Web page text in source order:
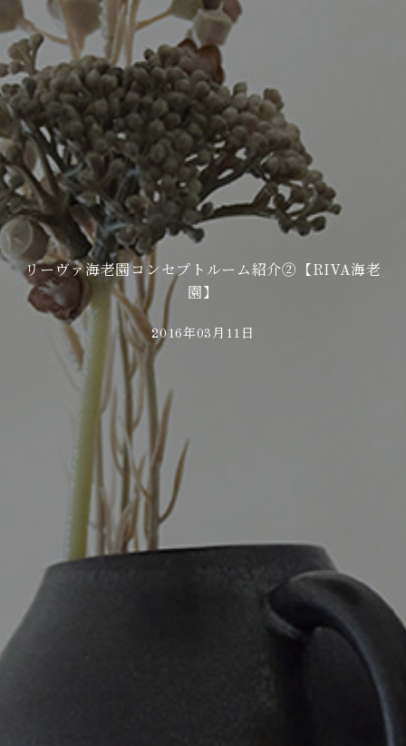
リーヴァ海老園コンセプトルーム紹介②【RIVA海老
園】
2016年03月11日